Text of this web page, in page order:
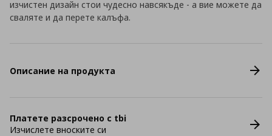
изчистен дизайн стои чудесно навсякъде - а вие можете да
сваляте и да перете калъфа.
Описание на продукта
Платете разсрочено с tbi
Изчислете вноските си